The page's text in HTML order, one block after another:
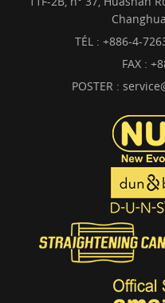
TÉL : +886-4-
FAX :
POSTER :